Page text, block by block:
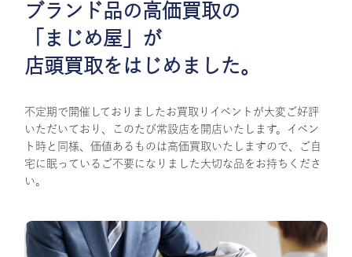
ブランド品の高価買取の
「まじめ屋」が
店頭買取をはじめました。
不定期で開催しておりましたお買取りイベントが大変ご好評
いただいており、このたび常設店を開店いたします。イベン
ト時と同様、価値あるものは高価買取いたしますので、ご自
宅に眠っているご不要になりました大切な品をお持ちくださ
い。